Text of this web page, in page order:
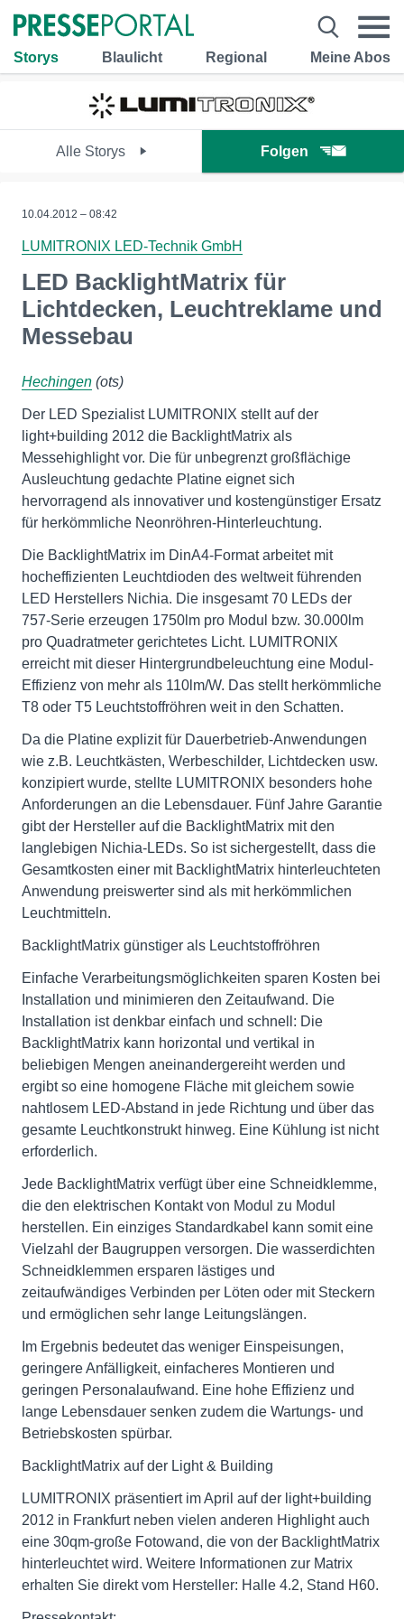
Storys Blaulicht Regional Meine Abos
Alle Storys Folgen
10.04.2012 – 08:42
LUMITRONIX LED-Technik GmbH
LED BacklightMatrix für
Lichtdecken, Leuchtreklame und
Messebau
Hechingen (ots)
Der LED Spezialist LUMITRONIX stellt auf der
light+building 2012 die BacklightMatrix als
Messehighlight vor. Die für unbegrenzt großflächige
Ausleuchtung gedachte Platine eignet sich
hervorragend als innovativer und kostengünstiger Ersatz
für herkömmliche Neonröhren-Hinterleuchtung.
Die BacklightMatrix im DinA4-Format arbeitet mit
hocheffizienten Leuchtdioden des weltweit führenden
LED Herstellers Nichia. Die insgesamt 70 LEDs der
757-Serie erzeugen 1750lm pro Modul bzw. 30.000lm
pro Quadratmeter gerichtetes Licht. LUMITRONIX
erreicht mit dieser Hintergrundbeleuchtung eine Modul-
Effizienz von mehr als 110lm/W. Das stellt herkömmliche
T8 oder T5 Leuchtstoffröhren weit in den Schatten.
Da die Platine explizit für Dauerbetrieb-Anwendungen
wie z.B. Leuchtkästen, Werbeschilder, Lichtdecken usw.
konzipiert wurde, stellte LUMITRONIX besonders hohe
Anforderungen an die Lebensdauer. Fünf Jahre Garantie
gibt der Hersteller auf die BacklightMatrix mit den
langlebigen Nichia-LEDs. So ist sichergestellt, dass die
Gesamtkosten einer mit BacklightMatrix hinterleuchteten
Anwendung preiswerter sind als mit herkömmlichen
Leuchtmitteln.
BacklightMatrix günstiger als Leuchtstoffröhren
Einfache Verarbeitungsmöglichkeiten sparen Kosten bei
Installation und minimieren den Zeitaufwand. Die
Installation ist denkbar einfach und schnell: Die
BacklightMatrix kann horizontal und vertikal in
beliebigen Mengen aneinandergereiht werden und
ergibt so eine homogene Fläche mit gleichem sowie
nahtlosem LED-Abstand in jede Richtung und über das
gesamte Leuchtkonstrukt hinweg. Eine Kühlung ist nicht
erforderlich.
Jede BacklightMatrix verfügt über eine Schneidklemme,
die den elektrischen Kontakt von Modul zu Modul
herstellen. Ein einziges Standardkabel kann somit eine
Vielzahl der Baugruppen versorgen. Die wasserdichten
Schneidklemmen ersparen lästiges und
zeitaufwändiges Verbinden per Löten oder mit Steckern
und ermöglichen sehr lange Leitungslängen.
Im Ergebnis bedeutet das weniger Einspeisungen,
geringere Anfälligkeit, einfacheres Montieren und
geringen Personalaufwand. Eine hohe Effizienz und
lange Lebensdauer senken zudem die Wartungs- und
Betriebskosten spürbar.
BacklightMatrix auf der Light & Building
LUMITRONIX präsentiert im April auf der light+building
2012 in Frankfurt neben vielen anderen Highlight auch
eine 30qm-große Fotowand, die von der BacklightMatrix
hinterleuchtet wird. Weitere Informationen zur Matrix
erhalten Sie direkt vom Hersteller: Halle 4.2, Stand H60.